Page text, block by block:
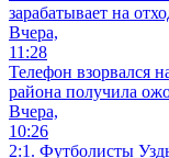
зарабатывает на
Вчера,
11:28
Телефон взорвался
района получила
Вчера,
10:26
2:1. Футболисты